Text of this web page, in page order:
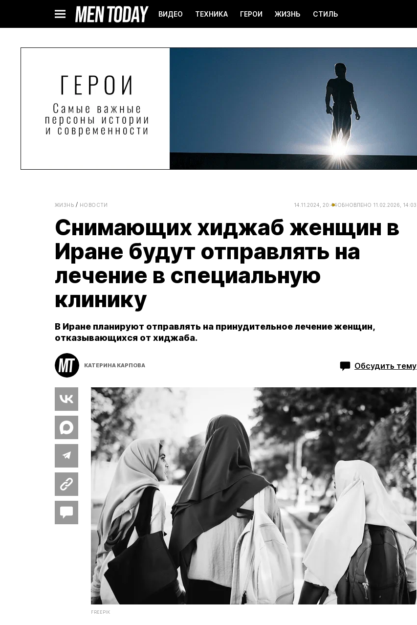
ВИДЕО ТЕХНИКА ГЕРОИ ЖИЗНЬ СТИЛЬ
ЖИЗНЬ НОВОСТИ 14.11.2024, 20:44ОБНОВЛЕНО 11.02.2026, 14:03
Снимающих хиджаб женщин в
Иране будут отправлять на
лечение в специальную
клинику
В Иране планируют отправлять на принудительное лечение женщин,
отказывающихся от хиджаба.
КАТЕРИНА КАРПОВА Обсудить тему
FREEPIK